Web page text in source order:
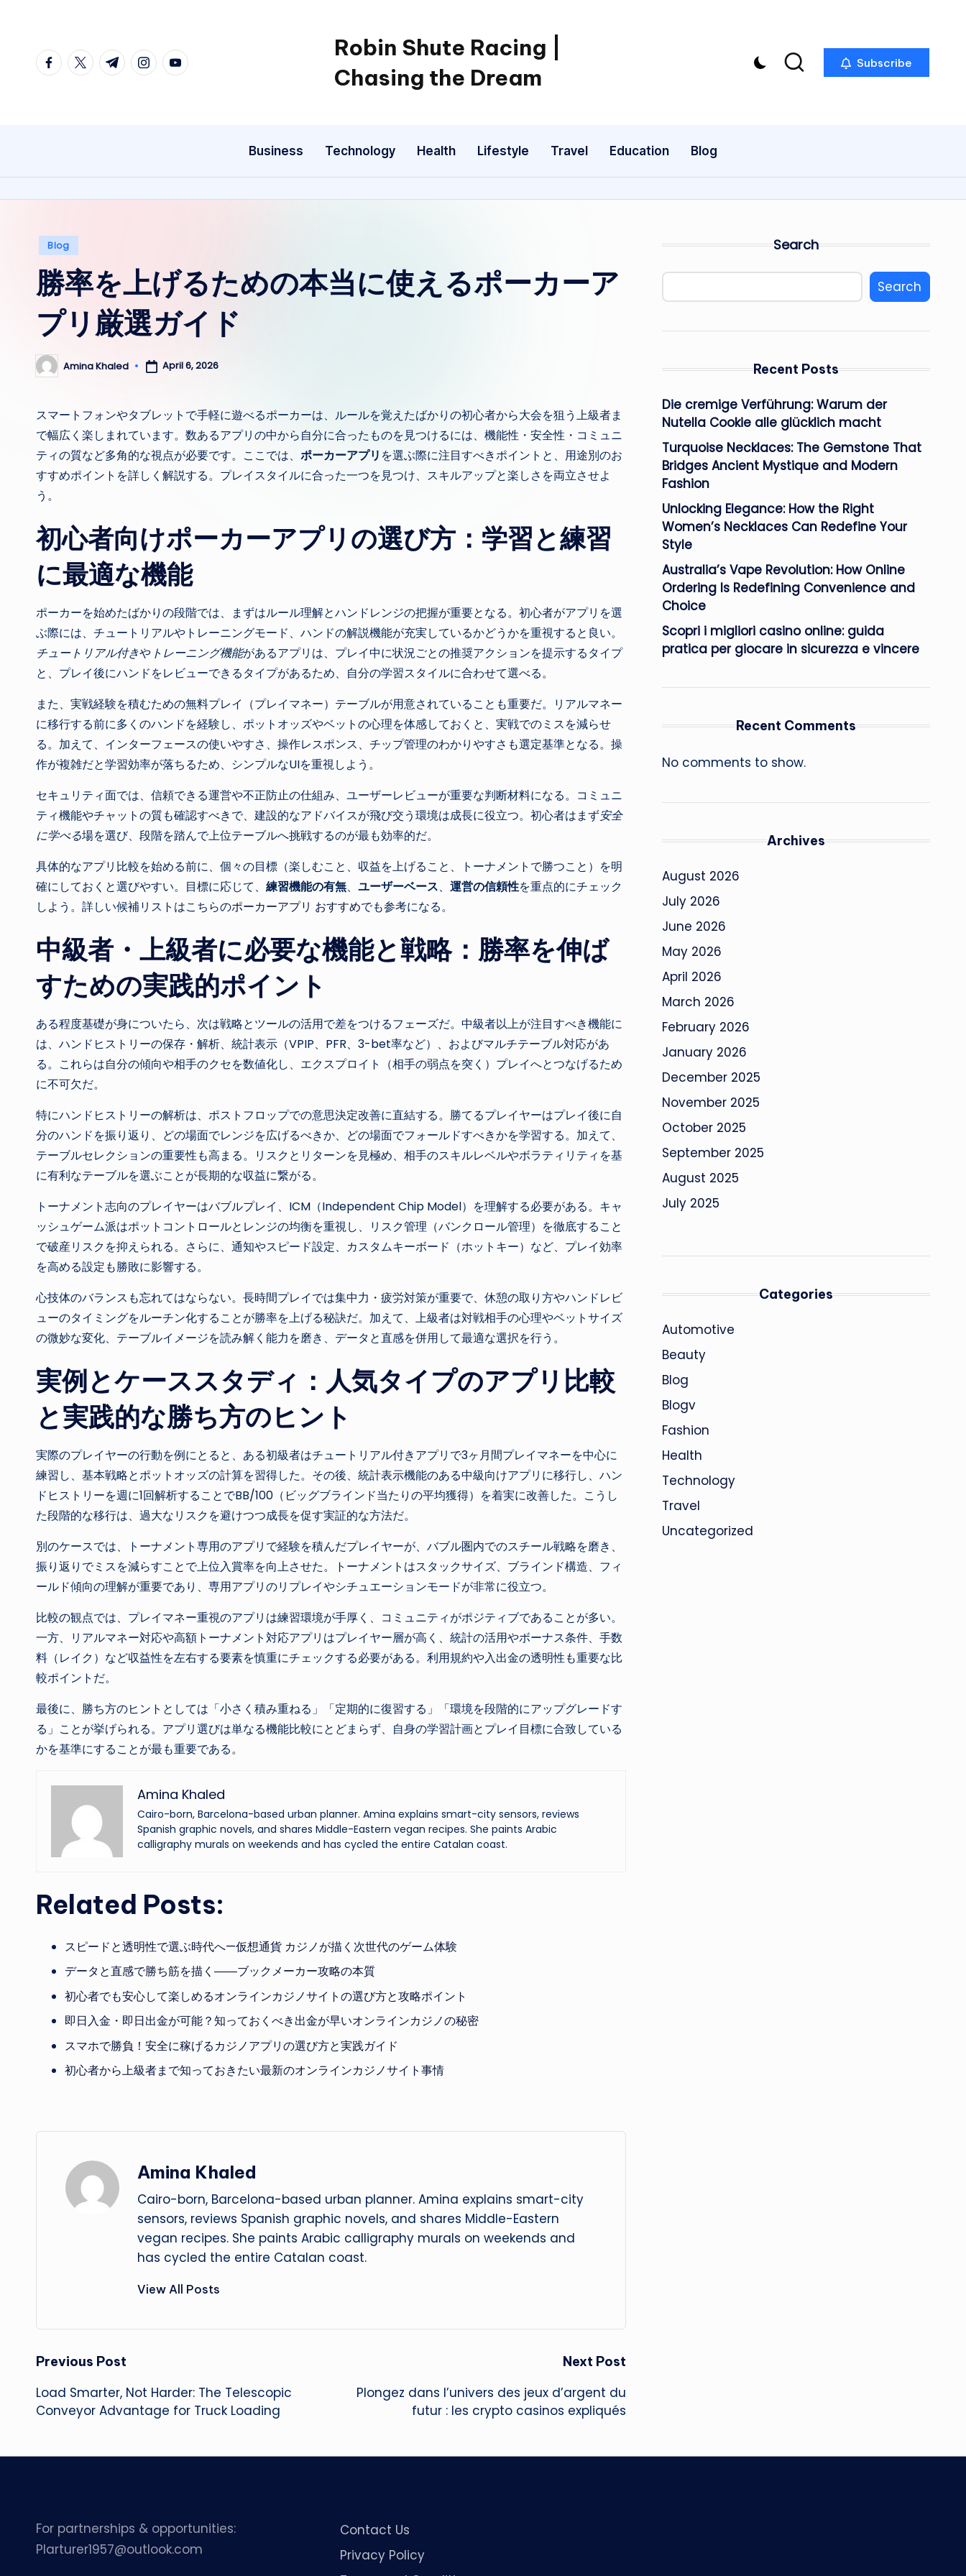
content
facebook.com
twitter.com
t.me instagram.com
youtube.com
Robin Shute Racing |
Chasing the Dream
Subscribe
Business Technology Health Lifestyle Travel Education Blog
Posted
Blog
勝率を上げるための本当に使えるポーカーア
プリ厳選ガイド
Posted
by
Amina Khaled April 6, 2026
スマートフォンやタブレットで手軽に遊べるポーカーは、ルールを覚えたばかりの初心者から大会を狙う上級者ま
で幅広く楽しまれています。数あるアプリの中から自分に合ったものを見つけるには、機能性・安全性・コミュニ
ティの質など多角的な視点が必要です。ここでは、 ポーカーアプリ を選ぶ際に注目すべきポイントと、用途別のお
すすめポイントを詳しく解説する。プレイスタイルに合った一つを見つけ、スキルアップと楽しさを両立させよ
う。
初心者向けポーカーアプリの選び方：学習と練習
に最適な機能
ポーカーを始めたばかりの段階では、まずはルール理解とハンドレンジの把握が重要となる。初心者がアプリを選
ぶ際には、チュートリアルやトレーニングモード、ハンドの解説機能が充実しているかどうかを重視すると良い。
チュートリアル付きや トレーニング機能があるアプリは、プレイ中に状況ごとの推奨アクションを提示するタイプ
と、プレイ後にハンドをレビューできるタイプがあるため、自分の学習スタイルに合わせて選べる。
また、実戦経験を積むための無料プレイ（プレイマネー）テーブルが用意されていることも重要だ。リアルマネー
に移行する前に多くのハンドを経験し、ポットオッズやベットの心理を体感しておくと、実戦でのミスを減らせ
る。加えて、インターフェースの使いやすさ、操作レスポンス、チップ管理のわかりやすさも選定基準となる。操
作が複雑だと学習効率が落ちるため、シンプルなUIを重視しよう。
セキュリティ面では、信頼できる運営や不正防止の仕組み、ユーザーレビューが重要な判断材料になる。コミュニ
ティ機能やチャットの質も確認すべきで、建設的なアドバイスが飛び交う環境は成長に役立つ。初心者はまず安全
に学べる場を選び、段階を踏んで上位テーブルへ挑戦するのが最も効率的だ。
具体的なアプリ比較を始める前に、個々の目標（楽しむこと、収益を上げること、トーナメントで勝つこと）を明
確にしておくと選びやすい。目標に応じて、 練習機能の有無、 ユーザーベース、 運営の信頼性を重点的にチェック
しよう。詳しい候補リストはこちらのポーカーアプリ おすすめでも参考になる。
中級者・上級者に必要な機能と戦略：勝率を伸ば
すための実践的ポイント
ある程度基礎が身についたら、次は戦略とツールの活用で差をつけるフェーズだ。中級者以上が注目すべき機能に
は、ハンドヒストリーの保存・解析、統計表示（VPIP、PFR、3-bet率など）、およびマルチテーブル対応があ
る。これらは自分の傾向や相手のクセを数値化し、エクスプロイト（相手の弱点を突く）プレイへとつなげるため
に不可欠だ。
特にハンドヒストリーの解析は、ポストフロップでの意思決定改善に直結する。勝てるプレイヤーはプレイ後に自
分のハンドを振り返り、どの場面でレンジを広げるべきか、どの場面でフォールドすべきかを学習する。加えて、
テーブルセレクションの重要性も高まる。リスクとリターンを見極め、相手のスキルレベルやボラティリティを基
に有利なテーブルを選ぶことが長期的な収益に繋がる。
トーナメント志向のプレイヤーはバブルプレイ、ICM（Independent Chip Model）を理解する必要がある。キャ
ッシュゲーム派はポットコントロールとレンジの均衡を重視し、リスク管理（バンクロール管理）を徹底すること
で破産リスクを抑えられる。さらに、通知やスピード設定、カスタムキーボード（ホットキー）など、プレイ効率
を高める設定も勝敗に影響する。
心技体のバランスも忘れてはならない。長時間プレイでは集中力・疲労対策が重要で、休憩の取り方やハンドレビ
ューのタイミングをルーチン化することが勝率を上げる秘訣だ。加えて、上級者は対戦相手の心理やベットサイズ
の微妙な変化、テーブルイメージを読み解く能力を磨き、データと直感を併用して最適な選択を行う。
実例とケーススタディ：人気タイプのアプリ比較
と実践的な勝ち方のヒント
実際のプレイヤーの行動を例にとると、ある初級者はチュートリアル付きアプリで3ヶ月間プレイマネーを中心に
練習し、基本戦略とポットオッズの計算を習得した。その後、統計表示機能のある中級向けアプリに移行し、ハン
ドヒストリーを週に1回解析することでBB/100（ビッグブラインド当たりの平均獲得）を着実に改善した。こうし
た段階的な移行は、過大なリスクを避けつつ成長を促す実証的な方法だ。
別のケースでは、トーナメント専用のアプリで経験を積んだプレイヤーが、バブル圏内でのスチール戦略を磨き、
振り返りでミスを減らすことで上位入賞率を向上させた。トーナメントはスタックサイズ、ブラインド構造、フィ
ールド傾向の理解が重要であり、専用アプリのリプレイやシチュエーションモードが非常に役立つ。
比較の観点では、プレイマネー重視のアプリは練習環境が手厚く、コミュニティがポジティブであることが多い。
一方、リアルマネー対応や高額トーナメント対応アプリはプレイヤー層が高く、統計の活用やボーナス条件、手数
料（レイク）など収益性を左右する要素を慎重にチェックする必要がある。利用規約や入出金の透明性も重要な比
較ポイントだ。
最後に、勝ち方のヒントとしては「小さく積み重ねる」「定期的に復習する」「環境を段階的にアップグレードす
る」ことが挙げられる。アプリ選びは単なる機能比較にとどまらず、自身の学習計画とプレイ目標に合致している
かを基準にすることが最も重要である。
Amina Khaled
Cairo-born, Barcelona-based urban planner. Amina explains smart-city sensors, reviews
Spanish graphic novels, and shares Middle-Eastern vegan recipes. She paints Arabic
calligraphy murals on weekends and has cycled the entire Catalan coast.
Related Posts:
スピードと透明性で選ぶ時代へ—仮想通貨 カジノが描く次世代のゲーム体験
データと直感で勝ち筋を描く――ブックメーカー攻略の本質
初心者でも安心して楽しめるオンラインカジノサイトの選び方と攻略ポイント
即日入金・即日出金が可能？知っておくべき出金が早いオンラインカジノの秘密
スマホで勝負！安全に稼げるカジノアプリの選び方と実践ガイド
初心者から上級者まで知っておきたい最新のオンラインカジノサイト事情
Amina Khaled
Cairo-born, Barcelona-based urban planner. Amina explains smart-city
sensors, reviews Spanish graphic novels, and shares Middle-Eastern
vegan recipes. She paints Arabic calligraphy murals on weekends and
has cycled the entire Catalan coast.
View All Posts
Post
navigation
Previous Post
Load Smarter, Not Harder: The Telescopic
Conveyor Advantage for Truck Loading
Next Post
Plongez dans l’univers des jeux d’argent du
futur : les crypto casinos expliqués
Search
Search
Recent Posts
Die cremige Verführung: Warum der
Nutella Cookie alle glücklich macht
Turquoise Necklaces: The Gemstone That
Bridges Ancient Mystique and Modern
Fashion
Unlocking Elegance: How the Right
Women’s Necklaces Can Redefine Your
Style
Australia’s Vape Revolution: How Online
Ordering Is Redefining Convenience and
Choice
Scopri i migliori casino online: guida
pratica per giocare in sicurezza e vincere
Recent Comments
No comments to show.
Archives
August 2026
July 2026
June 2026
May 2026
April 2026
March 2026
February 2026
January 2026
December 2025
November 2025
October 2025
September 2025
August 2025
July 2025
Categories
Automotive
Beauty
Blog
Blogv
Fashion
Health
Technology
Travel
Uncategorized
For partnerships & opportunities:
Plarturer1957@outlook.com
Contact Us
Privacy Policy